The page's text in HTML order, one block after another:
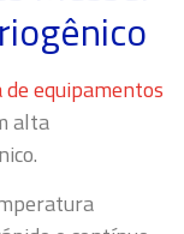
equipamentos
alta